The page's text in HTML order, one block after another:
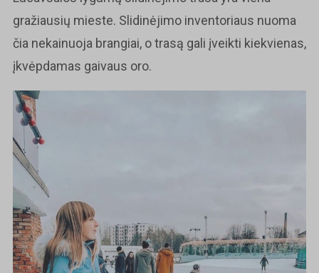
gražiausių mieste. Slidinėjimo inventoriaus nuoma
čia nekainuoja brangiai, o trasą gali įveikti kiekvienas,
įkvėpdamas gaivaus oro.